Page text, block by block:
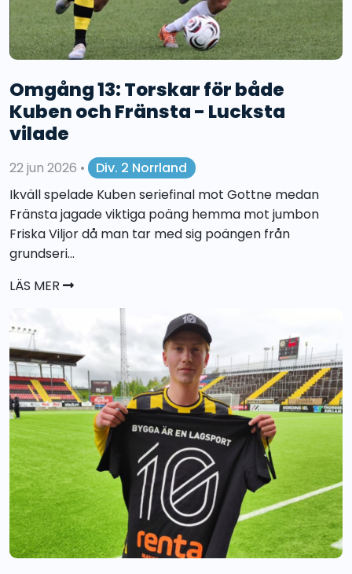
Omgång 13: Torskar för både
Kuben och Fränsta - Lucksta
vilade
22 jun 2026 •
Div. 2 Norrland
Ikväll spelade Kuben seriefinal mot Gottne medan
Fränsta jagade viktiga poäng hemma mot jumbon
Friska Viljor då man tar med sig poängen från
grundseri...
LÄS MER